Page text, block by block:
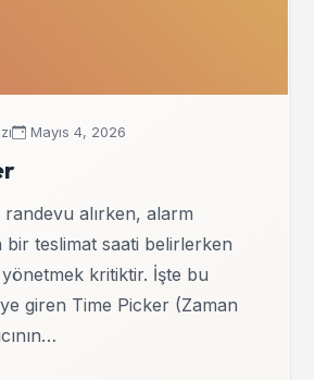
Mayıs 4, 2026
randevu alırken, alarm
teslimat saati belirlerken
kritiktir. İşte bu
giren Time Picker (Zaman